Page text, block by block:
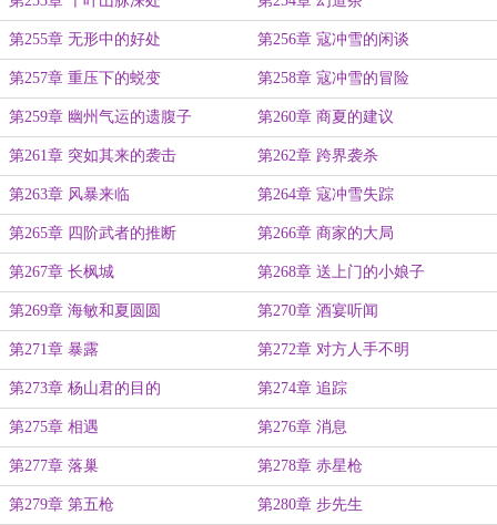
第255章 无形中的好处 第256章 寇冲雪的闲谈
第257章 重压下的蜕变 第258章 寇冲雪的冒险
第259章 幽州气运的遗腹子 第260章 商夏的建议
第261章 突如其来的袭击 第262章 跨界袭杀
第263章 风暴来临 第264章 寇冲雪失踪
第265章 四阶武者的推断 第266章 商家的大局
第267章 长枫城 第268章 送上门的小娘子
第269章 海敏和夏圆圆 第270章 酒宴听闻
第271章 暴露 第272章 对方人手不明
第273章 杨山君的目的 第274章 追踪
第275章 相遇 第276章 消息
第277章 落巢 第278章 赤星枪
第279章 第五枪 第280章 步先生